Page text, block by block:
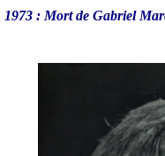
1973 : Mort de Gabriel